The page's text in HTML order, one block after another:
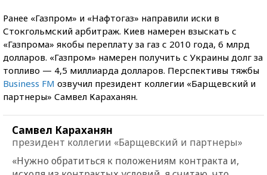
Ранее «Газпром» и «Нафтогаз» направили иски в
Стокгольмский арбитраж. Киев намерен взыскать с
«Газпрома» якобы переплату за газ с 2010 года, 6 млрд
долларов. «Газпром» намерен получить с Украины долг за
топливо — 4,5 миллиарда долларов. Перспективы тяжбы
Business FM озвучил президент коллегии «Барщевский и
партнеры» Самвел Караханян.
Самвел Караханян
президент коллегии «Барщевский и партнеры»
«Нужно обратиться к положениям контракта и,